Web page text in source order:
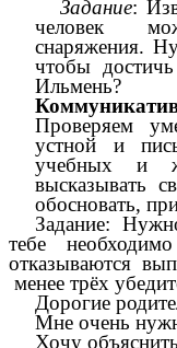
Задание:
человек
снаряжения.
чтобы
Ильмень?
Проверяем
устной и
учебных и
высказывать
обосновать,
Задание:
тебе
отказываются
менее трёх
Дорогие
Мне очень
Хочу